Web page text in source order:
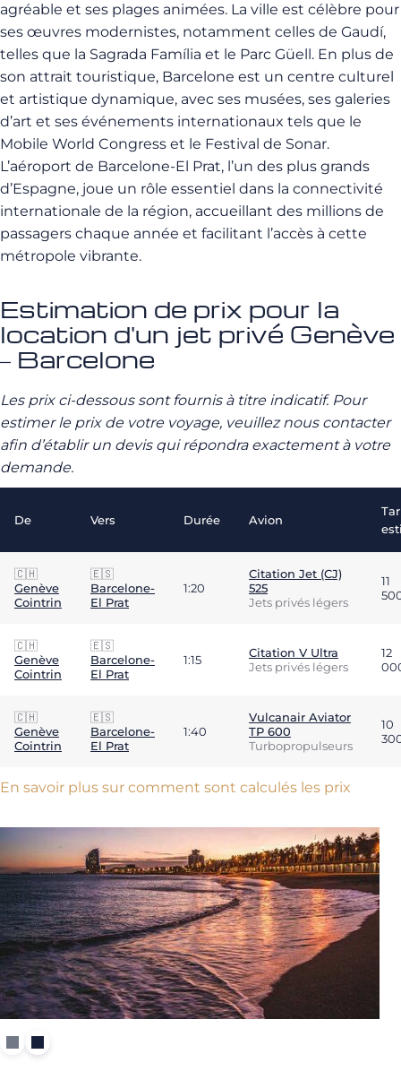
agréable et ses plages animées. La ville est célèbre pour
ses œuvres modernistes, notamment celles de Gaudí,
telles que la Sagrada Família et le Parc Güell. En plus de
son attrait touristique, Barcelone est un centre culturel
et artistique dynamique, avec ses musées, ses galeries
d’art et ses événements internationaux tels que le
Mobile World Congress et le Festival de Sonar.
L’aéroport de Barcelone-El Prat, l’un des plus grands
d’Espagne, joue un rôle essentiel dans la connectivité
internationale de la région, accueillant des millions de
passagers chaque année et facilitant l’accès à cette
métropole vibrante.
Estimation de prix pour la
location d'un jet privé Genève
– Barcelone
Les prix ci-dessous sont fournis à titre indicatif. Pour
estimer le prix de votre voyage, veuillez nous contacter
afin d’établir un devis qui répondra exactement à votre
demande.
De Vers Durée Avion
🇨🇭
Genève
Cointrin
🇪🇸
Barcelone-
El Prat
1:20
Citation Jet (CJ)
525
Jets privés légers
11
🇨🇭
Genève
Cointrin
🇪🇸
Barcelone-
El Prat
1:15
Citation V Ultra
Jets privés légers
12
🇨🇭
Genève
Cointrin
🇪🇸
Barcelone-
El Prat
1:40
Vulcanair Aviator
TP 600
Turbopropulseurs
10
En savoir plus sur comment sont calculés les prix